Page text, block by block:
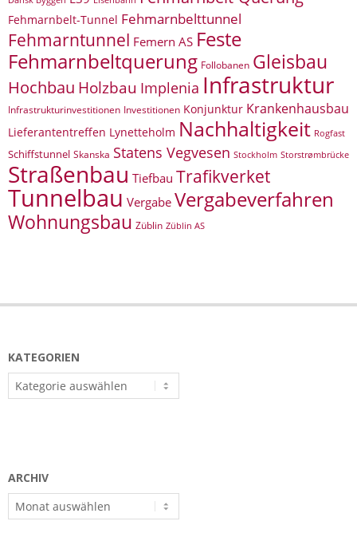
Fehmarnbelt-Tunnel Fehmarnbelttunnel
Fehmarntunnel Femern AS Feste
Fehmarnbeltquerung Follobanen Gleisbau
Hochbau Holzbau Implenia Infrastruktur
Infrastrukturinvestitionen Investitionen Konjunktur Krankenhausbau
Lieferantentreffen Lynetteholm Nachhaltigkeit Rogfast
Schiffstunnel Skanska Statens Vegvesen Stockholm Storstrømbrücke
Straßenbau Tiefbau Trafikverket
Tunnelbau Vergabe Vergabeverfahren
Wohnungsbau Züblin Züblin AS
KATEGORIEN
Kategorien
ARCHIV
Archiv